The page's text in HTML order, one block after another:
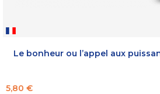
Le bonheur ou l’appel aux
Prix
5,80 €